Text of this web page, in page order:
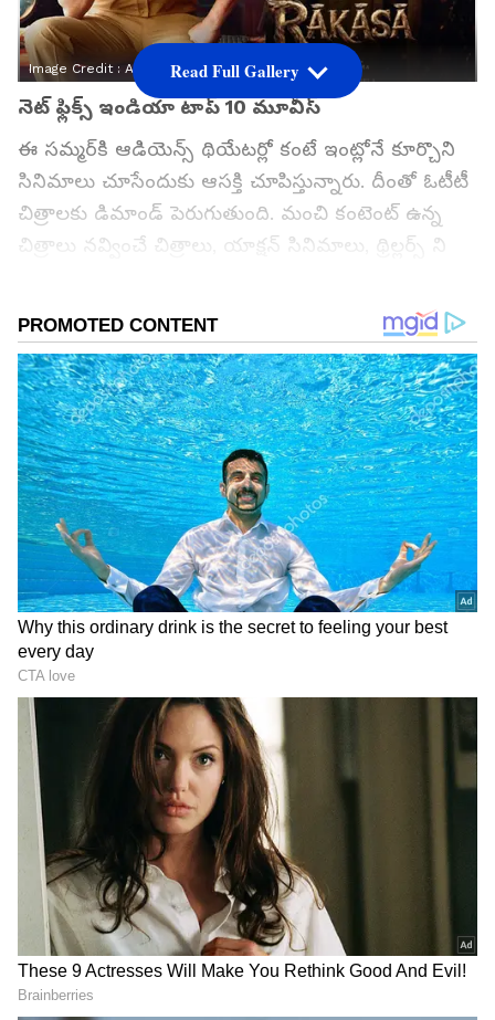
Image Credit : Asianet News
నెట్‌ ఫ్లిక్స్ ఇండియా టాప్‌ 10 మూవీస్‌
ఈ సమ్మర్‌కి ఆడియెన్స్ థియేటర్లో కంటే ఇంట్లోనే కూర్చొని
సినిమాలు చూసేందుకు ఆసక్తి చూపిస్తున్నారు. దీంతో ఓటీటీ
చిత్రాలకు డిమాండ్‌ పెరుగుతుంది. మంచి కంటెంట్‌ ఉన్న
చిత్రాలు నవ్వించే చిత్రాలు, యాక్షన్‌ సినిమాలు, థ్రిల్లర్స్ ని
సినిమాలు ఇప్పుడు ఓటీటీలో మాత్రం దుమ్ములేపుతున్నాయి.
తాజాగా నెట్‌ ఫ్లిక్స్ లో ఇండియా వైడ్‌గా పలు క్రేజీ సినిమాలు
ట్రెండ్‌ అవుతున్నాయి. ధురంధర్‌, పవన్‌ కళ్యాణ్‌ ఉస్తాద్‌
భగత్‌ సింగ్‌తోపాటు మరో తెలుగు కామెడీ సినిమా కూడా
రచ్చ చేస్తోంది.
గూగుల్‌లో ఆసక్తికరమైన సమాచారం కోసం ఏసియానెట్ తెలుగు
ను మీ ఫ్రిఫర్డ్ సోర్స్ గా ఎంచుకోండి
2
5
Read Full Gallery